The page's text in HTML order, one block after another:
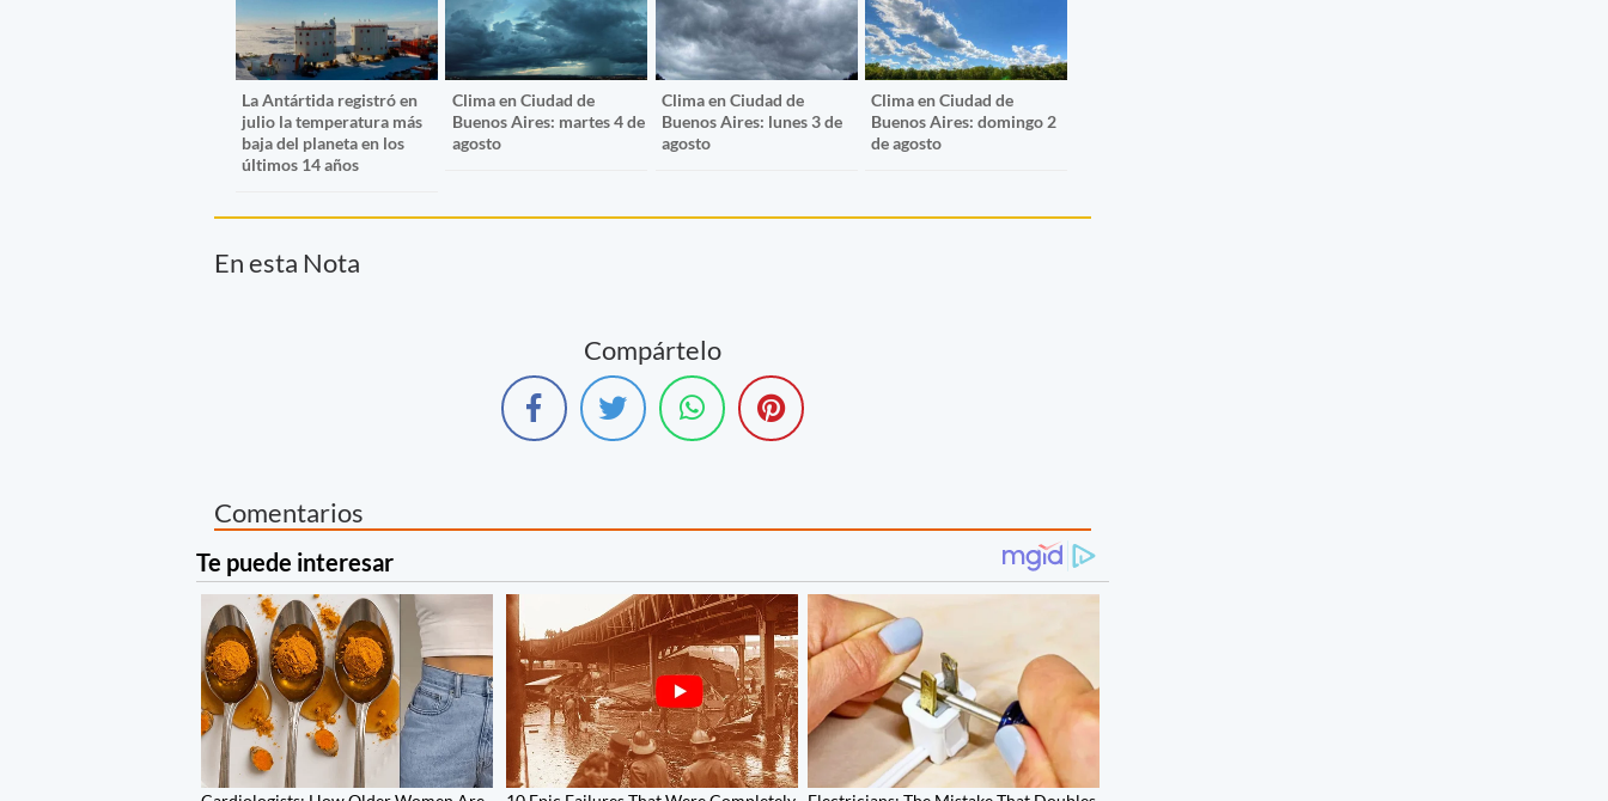
La Antártida registró en
julio la temperatura más
baja del planeta en los
últimos 14 años
Clima en Ciudad de
Buenos Aires: martes 4 de
agosto
Clima en Ciudad de
Buenos Aires: lunes 3 de
agosto
Clima en Ciudad de
Buenos Aires: domingo 2
de agosto
En esta Nota
Compártelo
Comentarios